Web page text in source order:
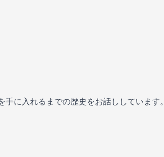
に入れるまでの歴史をお話ししています。